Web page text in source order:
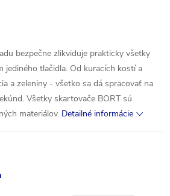
bezpečne zlikviduje prakticky všetky
jediného tlačidla. Od kuracích kostí a
a zeleniny - všetko sa dá spracovať na
Všetky skartovače BORT sú
materiálov. Detailné informácie